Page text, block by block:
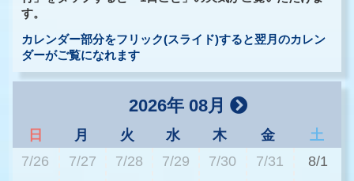
す。
カレンダー部分をフリック(スライド)すると翌月のカレン
ダーがご覧になれます
2026年 08月
日 月 火 水 木 金
土
7/26
7/27 7/28 7/29 7/30 7/31 8/1